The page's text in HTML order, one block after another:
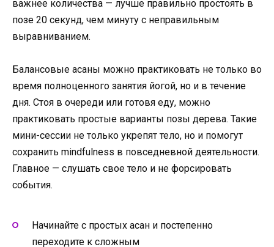
важнее количества — лучше правильно простоять в
позе 20 секунд, чем минуту с неправильным
выравниванием.
Балансовые асаны можно практиковать не только во
время полноценного занятия йогой, но и в течение
дня. Стоя в очереди или готовя еду, можно
практиковать простые варианты позы дерева. Такие
мини-сессии не только укрепят тело, но и помогут
сохранить mindfulness в повседневной деятельности.
Главное — слушать свое тело и не форсировать
события.
Начинайте с простых асан и постепенно
переходите к сложным